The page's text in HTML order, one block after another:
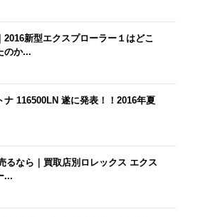
2016新型エクスプローラー１はどこ
のか...
ナ 116500LN 遂に発表！！2016年夏
るなら｜買取店別ロレックス エクス
...